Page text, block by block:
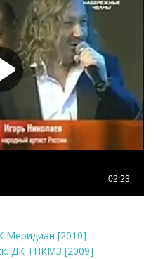
Меридиан [2010]
ДК ТНКМЗ [2009]